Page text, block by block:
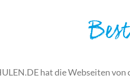
hat die Webseiten